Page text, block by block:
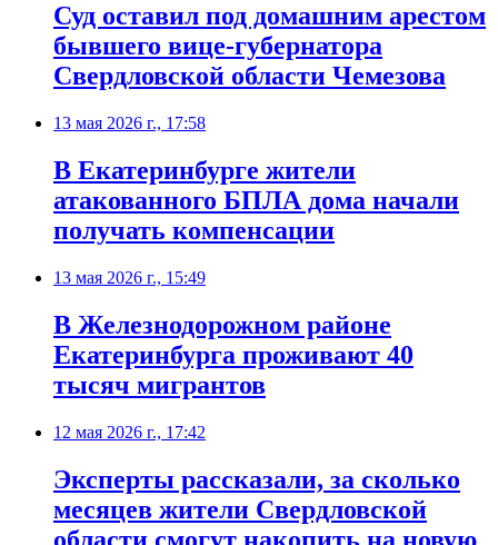
Суд оставил под домашним арестом
бывшего вице-губернатора
Свердловской области Чемезова
13 мая 2026 г., 17:58
В Екатеринбурге жители
атакованного БПЛА дома начали
получать компенсации
13 мая 2026 г., 15:49
В Железнодорожном районе
Екатеринбурга проживают 40
тысяч мигрантов
12 мая 2026 г., 17:42
Эксперты рассказали, за сколько
месяцев жители Свердловской
области смогут накопить на новую